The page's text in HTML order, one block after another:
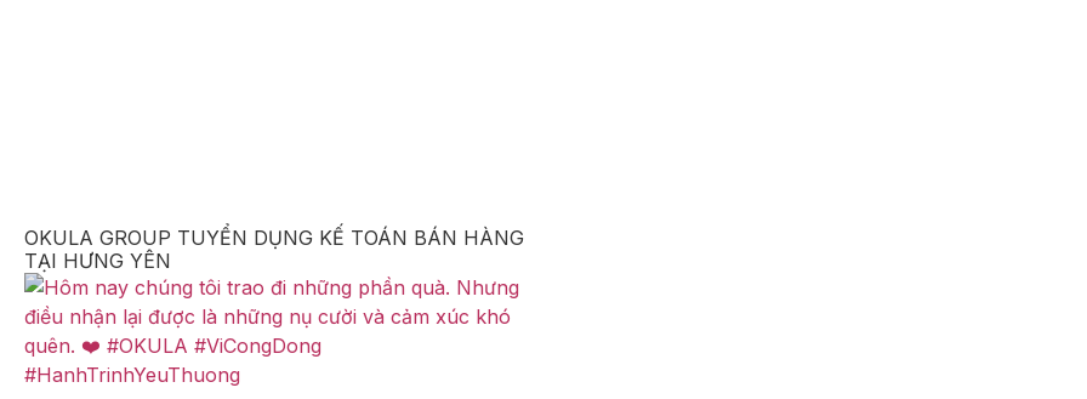
OKULA GROUP TUYỂN DỤNG KẾ TOÁN BÁN HÀNG
TẠI HƯNG YÊN